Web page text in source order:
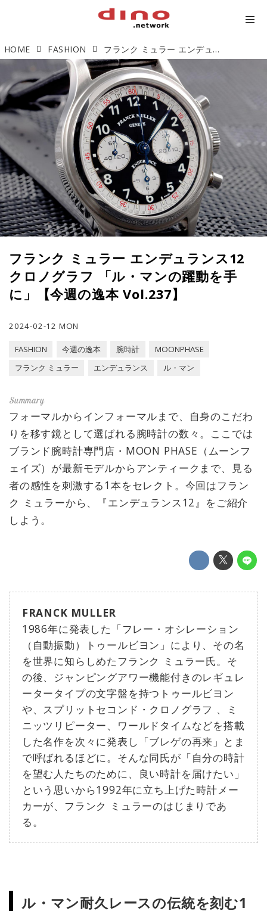
HOME FASHION フランク ミュラー エンデュランス12 クロノグラフ 「ル・マンの躍動を手に」【今週の逸本 Vol.237】
フランク ミュラー エンデュランス12
クロノグラフ 「ル・マンの躍動を手
に」【今週の逸本 Vol.237】
2024-02-12 MON
FASHION 今週の逸本 腕時計
MOONPHASE
フランク ミュラー
エンデュランス ル・マン
フォーマルからインフォーマルまで、自身のこだわ
りを移す鏡として選ばれる腕時計の数々。ここでは
ブランド腕時計専門店・MOON PHASE（ムーンフ
ェイズ）が最新モデルからアンティークまで、見る
者の感性を刺激する1本をセレクト。今回はフラン
ク ミュラーから、『エンデュランス12』をご紹介
しよう。
FRANCK MULLER
1986年に発表した「フレー・オシレーション
（自動振動）トゥールビヨン」により、その名
を世界に知らしめたフランク ミュラー氏。そ
の後、ジャンピングアワー機能付きのレギュレ
ータータイプの文字盤を持つトゥールビヨン
や、スプリットセコンド・クロノグラフ 、ミ
ニッツリピーター、ワールドタイムなどを搭載
した名作を次々に発表し「ブレゲの再来」とま
で呼ばれるほどに。そんな同氏が「自分の時計
を望む人たちのために、良い時計を届けたい」
という思いから1992年に立ち上げた時計メー
カーが、フランク ミュラーのはじまりであ
る。
ル・マン耐久レースの伝統を刻む1